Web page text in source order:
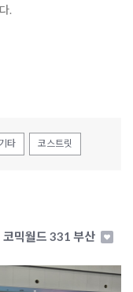
.
기타 코스트릿
코믹월드 331 부산